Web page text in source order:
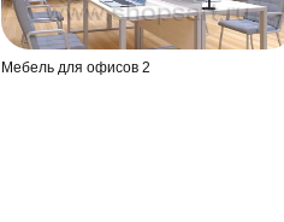
Мебель для офисов 2